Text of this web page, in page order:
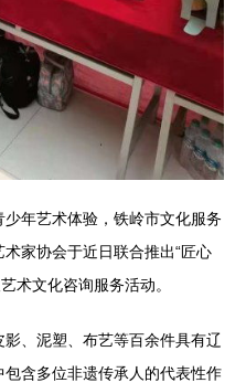
年艺术体验，铁岭市文化服务
家协会于近日联合推出“匠心
术文化咨询服务活动。
、泥塑、布艺等百余件具有辽
含多位非遗传承人的代表性作